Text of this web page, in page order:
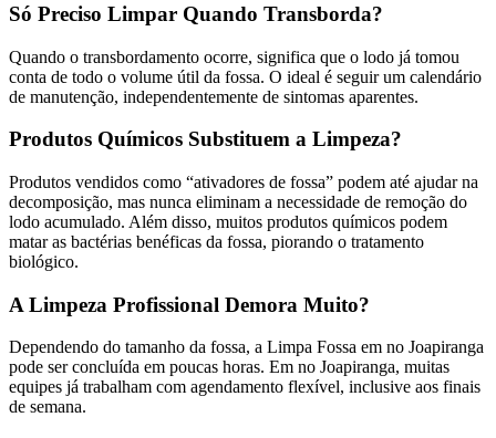
Só Preciso Limpar Quando Transborda?
Quando o transbordamento ocorre, significa que o lodo já tomou
conta de todo o volume útil da fossa. O ideal é seguir um calendário
de manutenção, independentemente de sintomas aparentes.
Produtos Químicos Substituem a Limpeza?
Produtos vendidos como “ativadores de fossa” podem até ajudar na
decomposição, mas nunca eliminam a necessidade de remoção do
lodo acumulado. Além disso, muitos produtos químicos podem
matar as bactérias benéficas da fossa, piorando o tratamento
biológico.
A Limpeza Profissional Demora Muito?
Dependendo do tamanho da fossa, a Limpa Fossa em no Joapiranga
pode ser concluída em poucas horas. Em no Joapiranga, muitas
equipes já trabalham com agendamento flexível, inclusive aos finais
de semana.